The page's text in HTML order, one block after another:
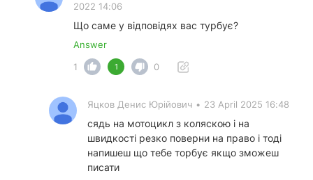
2022 14:06
Що саме у відповідях вас турбує?
Answer
1
1 0
Яцков Денис Юрійович • 23 April 2025 16:48
сядь на мотоцикл з коляскою і на
швидкості резко поверни на право і тоді
напишеш що тебе торбує якщо зможеш
писати